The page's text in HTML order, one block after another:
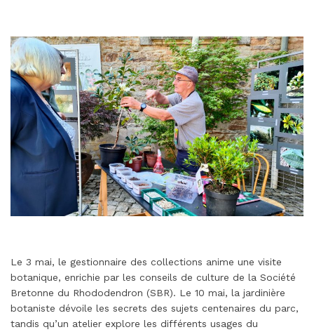
Le 3 mai, le gestionnaire des collections anime une visite
botanique, enrichie par les conseils de culture de la Société
Bretonne du Rhododendron (SBR). Le 10 mai, la jardinière
botaniste dévoile les secrets des sujets centenaires du parc,
tandis qu’un atelier explore les différents usages du